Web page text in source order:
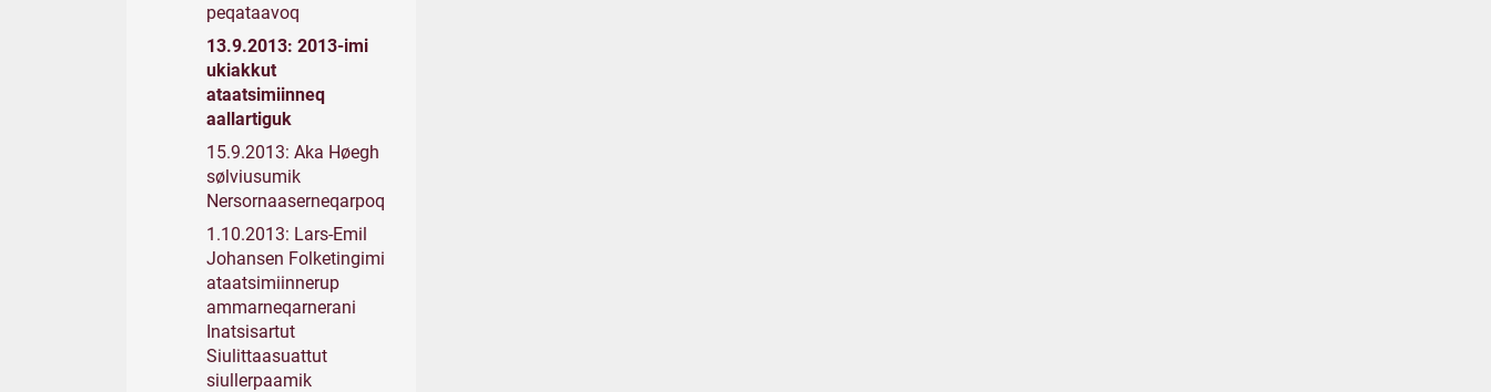
peqataavoq
13.9.2013: 2013-imi
ukiakkut
ataatsimiinneq
aallartiguk
15.9.2013: Aka Høegh
sølviusumik
Nersornaaserneqarpoq
1.10.2013: Lars-Emil
Johansen Folketingimi
ataatsimiinnerup
ammarneqarnerani
Inatsisartut
Siulittaasuattut
siullerpaamik